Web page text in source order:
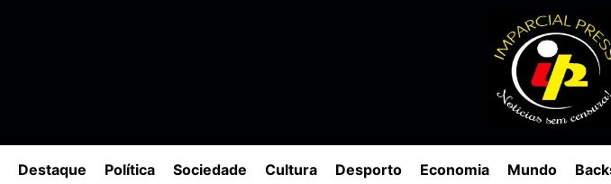
Destaque Política Sociedade Cultura Desporto Economia Mundo